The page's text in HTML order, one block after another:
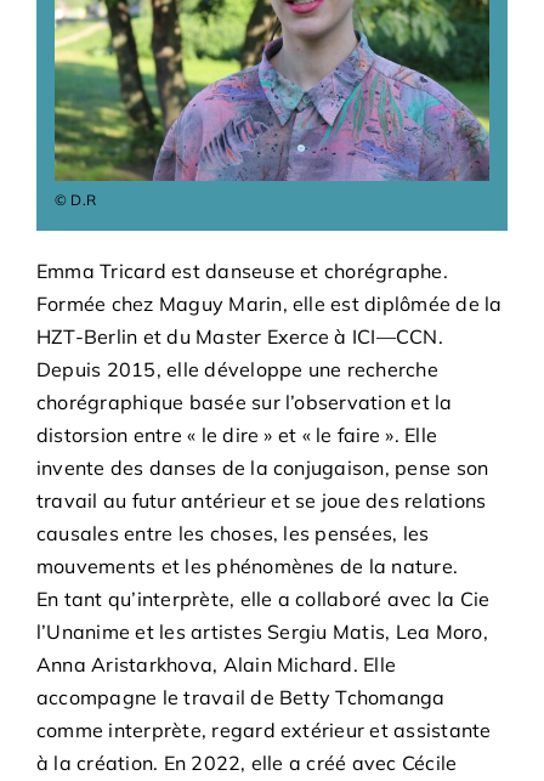
Adhésions
Archives
Contact
© D.R
Emma Tricard est danseuse et chorégraphe.
Formée chez Maguy Marin, elle est diplômée de la
HZT-Berlin et du Master Exerce à ICI—CCN.
Depuis 2015, elle développe une recherche
chorégraphique basée sur l’observation et la
distorsion entre « le dire » et « le faire ». Elle
invente des danses de la conjugaison, pense son
travail au futur antérieur et se joue des relations
causales entre les choses, les pensées, les
mouvements et les phénomènes de la nature.
En tant qu’interprète, elle a collaboré avec la Cie
l’Unanime et les artistes Sergiu Matis, Lea Moro,
Anna Aristarkhova, Alain Michard. Elle
accompagne le travail de Betty Tchomanga
comme interprète, regard extérieur et assistante
à la création. En 2022, elle a créé avec Cécile